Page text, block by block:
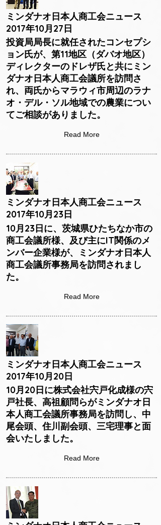
ミンダナオ日本人商工会ニュース
2017年10月27日
投資局局長に就任されたコンセプシ
ョン氏が、第11地区（ダバオ地区）
ディレクターのドレザ氏と共にミン
ダナオ日本人商工会議所を訪問さ
れ、両氏からマラウィ市周辺のラナ
オ・デル・ソル地域での農業につい
てご相談がありました。
Read More
ミンダナオ日本人商工会ニュース
2017年10月23日
10月23日に、茨城県ひたちなか市の
商工会議所様、及び主にIT関係のメ
ンバー企業様が、ミンダナオ日本人
商工会議所事務局を訪問されまし
た。
Read More
ミンダナオ日本人商工会ニュース
2017年10月20日
10月20日に株式会社宍戸化成様の宍
戸社長、高祖顧問らがミンダナオ日
本人商工会議所事務局を訪問し、中
尾会頭、住川副会頭、三宅理事と面
会いたしました。
Read More